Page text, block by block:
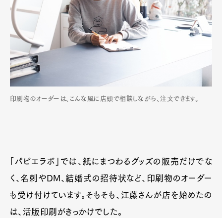
印刷物のオーダーは、こんな風に店頭で相談しながら、注文できます。
「パピエラボ」では、紙にまつわるグッズの販売だけでな
く、名刺やDM、結婚式の招待状など、印刷物のオーダー
も受け付けています。そもそも、江藤さんが店を始めたの
は、活版印刷がきっかけでした。